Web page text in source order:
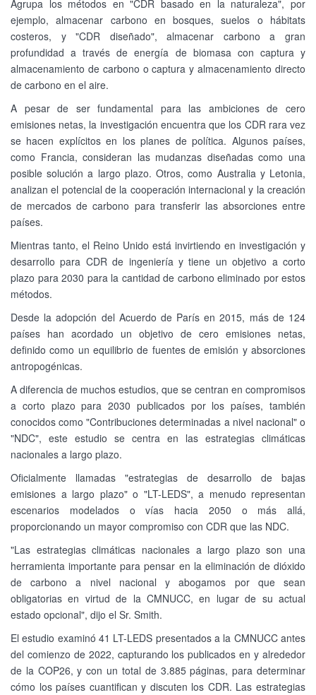
Agrupa los métodos en "CDR basado en la naturaleza", por
ejemplo, almacenar carbono en bosques, suelos o hábitats
costeros, y "CDR diseñado", almacenar carbono a gran
profundidad a través de energía de biomasa con captura y
almacenamiento de carbono o captura y almacenamiento directo
de carbono en el aire.
A pesar de ser fundamental para las ambiciones de cero
emisiones netas, la investigación encuentra que los CDR rara vez
se hacen explícitos en los planes de política. Algunos países,
como Francia, consideran las mudanzas diseñadas como una
posible solución a largo plazo. Otros, como Australia y Letonia,
analizan el potencial de la cooperación internacional y la creación
de mercados de carbono para transferir las absorciones entre
países.
Mientras tanto, el Reino Unido está invirtiendo en investigación y
desarrollo para CDR de ingeniería y tiene un objetivo a corto
plazo para 2030 para la cantidad de carbono eliminado por estos
métodos.
Desde la adopción del Acuerdo de París en 2015, más de 124
países han acordado un objetivo de cero emisiones netas,
definido como un equilibrio de fuentes de emisión y absorciones
antropogénicas.
A diferencia de muchos estudios, que se centran en compromisos
a corto plazo para 2030 publicados por los países, también
conocidos como "Contribuciones determinadas a nivel nacional" o
"NDC", este estudio se centra en las estrategias climáticas
nacionales a largo plazo.
Oficialmente llamadas "estrategias de desarrollo de bajas
emisiones a largo plazo" o "LT-LEDS", a menudo representan
escenarios modelados o vías hacia 2050 o más allá,
proporcionando un mayor compromiso con CDR que las NDC.
"Las estrategias climáticas nacionales a largo plazo son una
herramienta importante para pensar en la eliminación de dióxido
de carbono a nivel nacional y abogamos por que sean
obligatorias en virtud de la CMNUCC, en lugar de su actual
estado opcional", dijo el Sr. Smith.
El estudio examinó 41 LT-LEDS presentados a la CMNUCC antes
del comienzo de 2022, capturando los publicados en y alrededor
de la COP26, y con un total de 3.885 páginas, para determinar
cómo los países cuantifican y discuten los CDR. Las estrategias